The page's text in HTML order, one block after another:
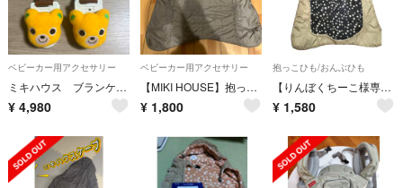
ベビーカー用アクセサリー
ミキハウス ブランケットクリップ
¥ 4,980
ベビーカー用アクセサリー
【MIKI HOUSE】抱っこ紐カバー
¥ 1,800
抱っこひも/おんぶひも
【りんぼくちーこ様専用】ミキハウス 抱っこ紐 防寒ケープ
¥ 1,580